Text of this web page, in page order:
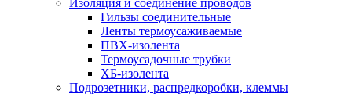
Изоляция и соединение проводов
Гильзы соединительные
Ленты термоусаживаемые
ПВХ-изолента
Термоусадочные трубки
ХБ-изолента
Подрозетники, распредкоробки, клеммы